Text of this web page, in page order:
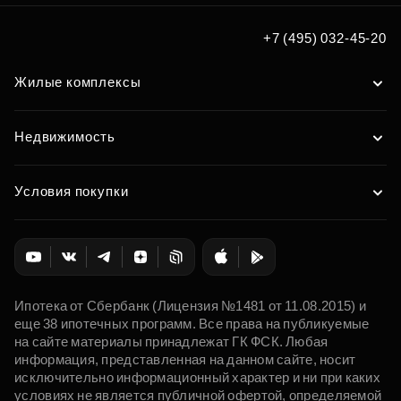
+7 (495) 032-45-20
Жилые комплексы
Недвижимость
Условия покупки
Ипотека от Сбербанк (Лицензия №1481 от 11.08.2015) и
еще 38 ипотечных программ. Все права на публикуемые
на сайте материалы принадлежат ГК ФСК. Любая
информация, представленная на данном сайте, носит
исключительно информационный характер и ни при каких
условиях не является публичной офертой, определяемой